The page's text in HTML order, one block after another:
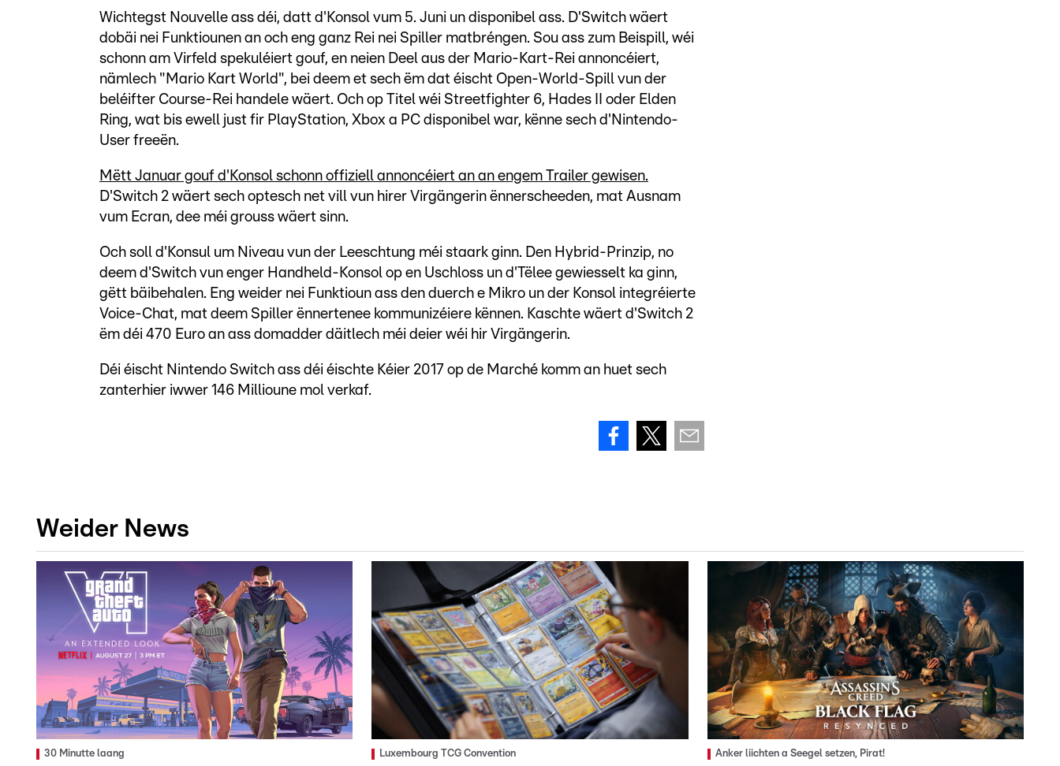
Wichtegst Nouvelle ass déi, datt d'Konsol vum 5. Juni un disponibel ass. D'Switch wäert
dobäi nei Funktiounen an och eng ganz Rei nei Spiller matbréngen. Sou ass zum Beispill, wéi
schonn am Virfeld spekuléiert gouf, en neien Deel aus der Mario-Kart-Rei annoncéiert,
nämlech "Mario Kart World", bei deem et sech ëm dat éischt Open-World-Spill vun der
beléifter Course-Rei handele wäert. Och op Titel wéi Streetfighter 6, Hades II oder Elden
Ring, wat bis ewell just fir PlayStation, Xbox a PC disponibel war, kënne sech d'Nintendo-
User freeën.
Mëtt Januar gouf d'Konsol schonn offiziell annoncéiert an an engem Trailer gewisen.
D'Switch 2 wäert sech optesch net vill vun hirer Virgängerin ënnerscheeden, mat Ausnam
vum Ecran, dee méi grouss wäert sinn.
Och soll d'Konsul um Niveau vun der Leeschtung méi staark ginn. Den Hybrid-Prinzip, no
deem d'Switch vun enger Handheld-Konsol op en Uschloss un d'Tëlee gewiesselt ka ginn,
gëtt bäibehalen. Eng weider nei Funktioun ass den duerch e Mikro un der Konsol integréierte
Voice-Chat, mat deem Spiller ënnertenee kommunizéiere kënnen. Kaschte wäert d'Switch 2
ëm déi 470 Euro an ass domadder däitlech méi deier wéi hir Virgängerin.
Déi éischt Nintendo Switch ass déi éischte Kéier 2017 op de Marché komm an huet sech
zanterhier iwwer 146 Millioune mol verkaf.
Weider News
30 Minutte laang Luxembourg TCG Convention Anker liichten a Seegel setzen, Pirat!